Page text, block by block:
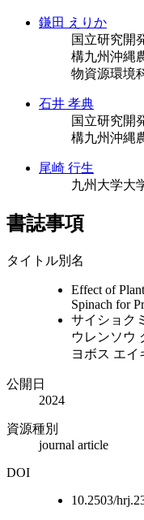
鎌田 えりか
国立研究開
構九州沖縄
物資源環境
石井 孝典
国立研究開
構九州沖縄
尾崎 行生
九州大学大
書誌事項
タイトル別名
Effect of
Spinach for
サイショク
ウレンソウ
ヨボス エイ
公開日
2024
資源種別
journal article
DOI
10.2503/